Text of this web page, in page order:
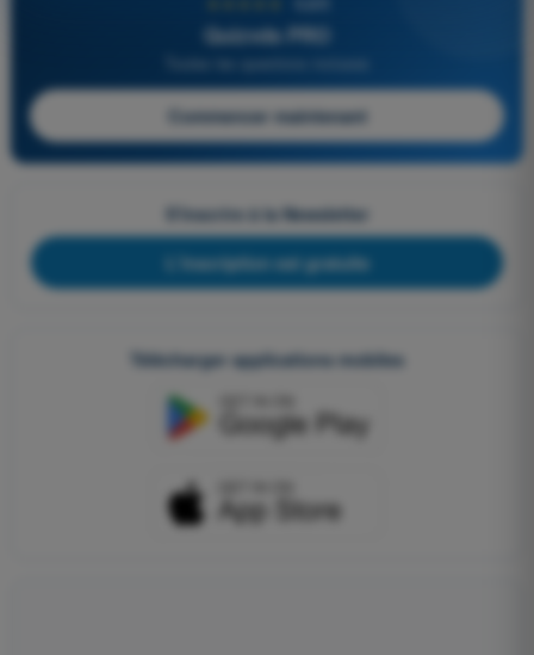
Quizvds PRO
Commencer maintenant
S'inscrire à la Newsletter
L'inscription est gratuite
Télécharger applications mobiles